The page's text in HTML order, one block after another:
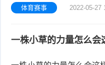
体育赛事 2022-05-27
一株小草的力量怎么会